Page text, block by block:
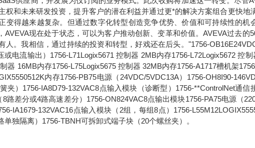
和未来研发投资，提升客户的潜在利益并通过更*的解决方案组合更快地
变得越来越复杂。但通过数字化转型创造竞争优势、价值和可持续性的机
现在处于状态，可以为客户推动创新、变革和价值。AVEVA过去的
。我相信，通过持续的投资和转型，好戏还在后头。"1756-
电流输出）1756-L71Logix5671 控制器 2MB内存1756-L72Logix5672 控制
器 16MB内存1756-L75Logix5675 控制器 32MB内存1756-A1717槽机架
内存1756-PB75电源（24VDC/5VDC13A）1756-OH8I90-
）1756-IA8D79-132VAC8点输入模块（诊断型）1756-**ControlNet通信
差分或4路高速差分）1756-ON824VAC8点输出模块1756-PA75电源（
IA1679-132VAC16点输入模块（2组，每组8点）1756-
独隔离）1756-TBNH可拆卸式端子块（20个螺丝夹）。